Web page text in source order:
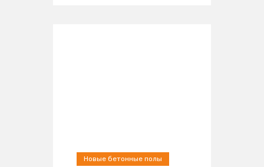
Новые бетонные полы